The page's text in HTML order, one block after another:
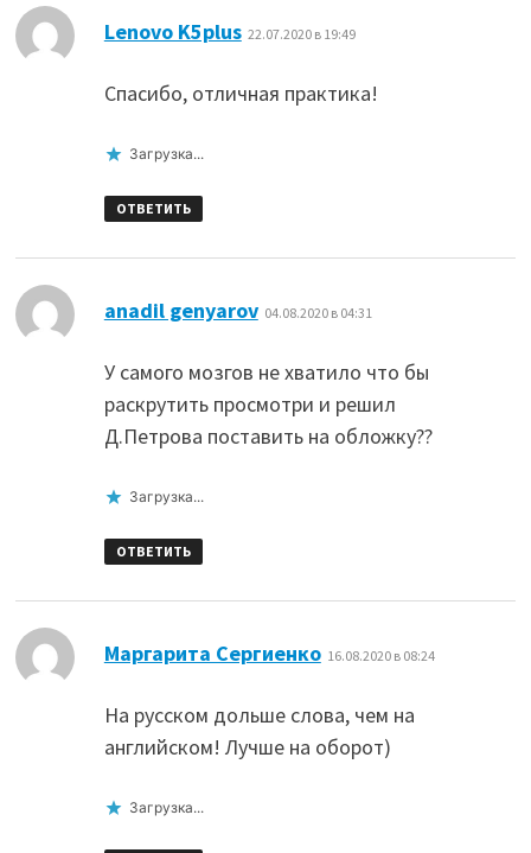
Lenovo K5plus: 22.07.2020 в 19:49
Спасибо, отличная практика!
Загрузка...
ОТВЕТИТЬ
anadil genyarov: 04.08.2020 в 04:31
У самого мозгов не хватило что бы
раскрутить просмотри и решил
Д.Петрова поставить на обложку??
Загрузка...
ОТВЕТИТЬ
Маргарита Сергиенко: 16.08.2020 в 08:24
На русском дольше слова, чем на
английском! Лучше на оборот)
Загрузка...